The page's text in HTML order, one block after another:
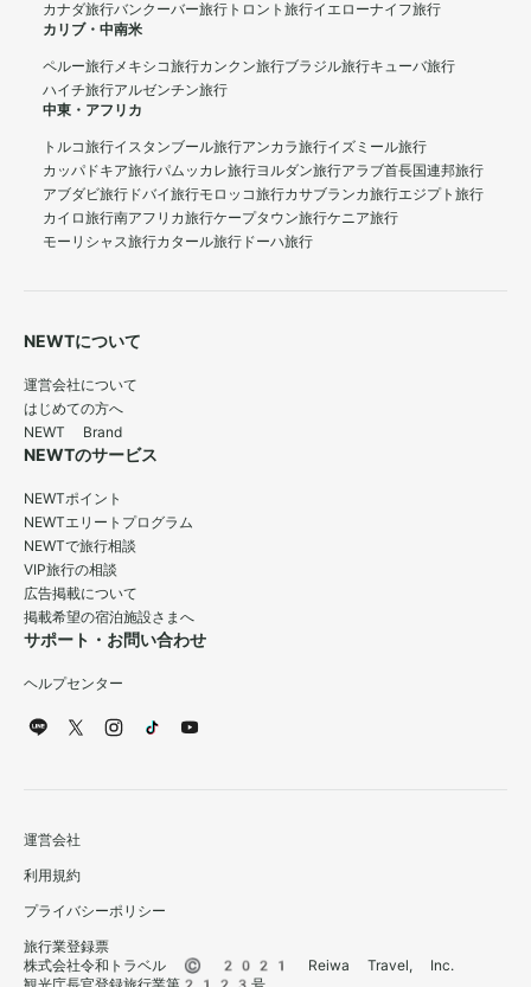
カナダ旅行バンクーバー旅行 トロント旅行イエローナイフ旅行
カリブ・中南米
ペルー旅行メキシコ旅行カンクン旅行ブラジル旅行キューバ旅行
ハイチ旅行アルゼンチン旅行
中東・アフリカ
トルコ旅行イスタンブール旅行アンカラ旅行イズミール旅行
カッパドキア旅行パムッカレ旅行ヨルダン旅行アラブ首長国連邦旅行
アブダビ旅行 ドバイ旅行モロッコ旅行カサブランカ旅行エジプト旅行
カイロ旅行南アフリカ旅行ケープタウン旅行ケニア旅行
モーリシャス旅行カタール旅行 ドーハ旅行
NEWTについて
運営会社について
はじめての方へ
NEWT Brand
NEWTのサービス
NEWTポイント
NEWTエリートプログラム
NEWTで旅行相談
VIP旅行の相談
広告掲載について
掲載希望の宿泊施設さまへ
サポート・お問い合わせ
ヘルプセンター
運営会社
利用規約
プライバシーポリシー
旅行業登録票
株式会社令和トラベル © 2021 Reiwa Travel, Inc.